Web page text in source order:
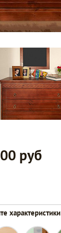
руб
характеристики